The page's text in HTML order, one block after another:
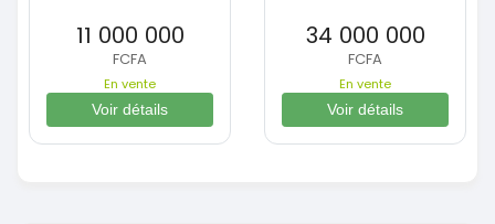
11 000 000
FCFA
En vente
Voir détails
34 000 000
FCFA
En vente
Voir détails